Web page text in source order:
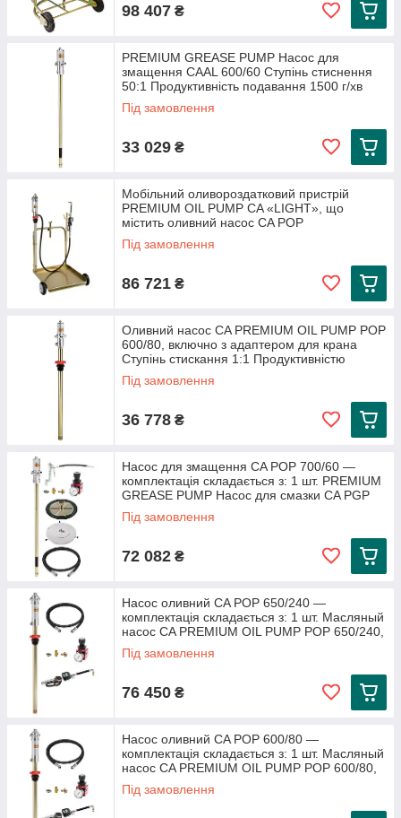
98 407 ₴
PREMIUM GREASE PUMP Насос для
змащення CAAL 600/60 Ступінь стиснення
50:1 Продуктивність подавання 1500 г/хв
Під замовлення
33 029 ₴
Мобільний оливороздатковий пристрій
PREMIUM OIL PUMP CA «LIGHT», що
містить оливний насос CA POP
Під замовлення
86 721 ₴
Оливний насос CA PREMIUM OIL PUMP POP
600/80, включно з адаптером для крана
Ступінь стискання 1:1 Продуктивністю
Під замовлення
36 778 ₴
Насос для змащення CA POP 700/60 —
комплектація складається з: 1 шт. PREMIUM
GREASE PUMP Насос для смазки CA PGP
Під замовлення
72 082 ₴
Насос оливний CA POP 650/240 —
комплектація складається з: 1 шт. Масляный
насос CA PREMIUM OIL PUMP POP 650/240,
Під замовлення
76 450 ₴
Насос оливний CA POP 600/80 —
комплектація складається з: 1 шт. Масляный
насос CA PREMIUM OIL PUMP POP 600/80,
Під замовлення